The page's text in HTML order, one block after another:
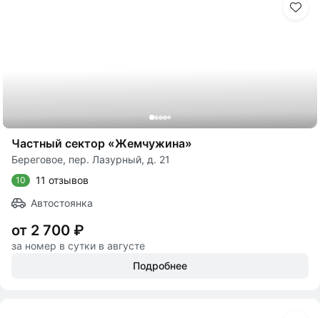
Частный сектор «Жемчужина»
Береговое, пер. Лазурный, д. 21
10
11 отзывов
Автостоянка
от 2 700 ₽
за номер в сутки в августе
Подробнее